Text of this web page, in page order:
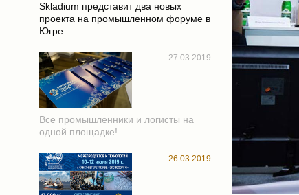
Skladium представит два новых
проекта на промышленном форуме в
Югре
27.03.2019
Все промышленники и логисты на
одной площадке!
26.03.2019